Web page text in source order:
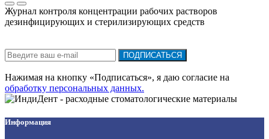
Журнал контроля концентрации рабочих растворов
дезинфицирующих и стерилизирующих средств
ПОДПИСАТЬСЯ
Нажимая на кнопку «Подписаться», я даю cогласие на
обработку персональных данных.
Информация